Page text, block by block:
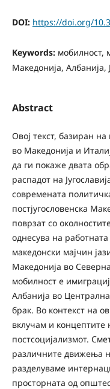
DOI: https://doi.org/
Keywords: мобилност,
Македонија, Албанија,
Abstract
Овој текст, базиран
во Македонија и
да ги покаже двата
распадот на
современата
постјугословенска
поврзат со
однесува на
македонски мајчин
Македонија во
мобилност е
Албанија во
брак. Во контекст на
вклучам и
постсоцијализмот.
различните движења
разделуваме
просторната од